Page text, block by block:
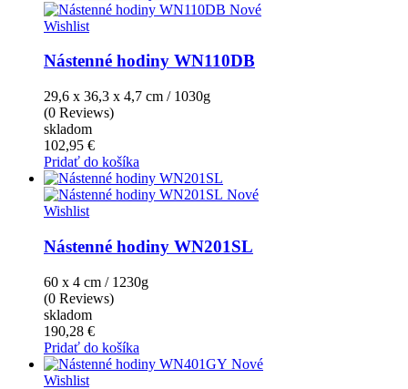
Nové
Wishlist
Nástenné hodiny WN110DB
29,6 x 36,3 x 4,7 cm / 1030g
(0 Reviews)
skladom
102,95 €
Pridať do košíka
Nové
Wishlist
Nástenné hodiny WN201SL
60 x 4 cm / 1230g
(0 Reviews)
skladom
190,28 €
Pridať do košíka
Nové
Wishlist